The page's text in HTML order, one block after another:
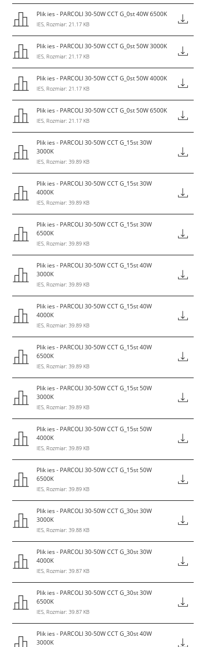
Plik ies - PARCOLI 30-50W CCT G_0st 40W 6500K
IES, Rozmiar: 21.17 KB
Plik ies - PARCOLI 30-50W CCT G_0st 50W 3000K
IES, Rozmiar: 21.17 KB
Plik ies - PARCOLI 30-50W CCT G_0st 50W 4000K
IES, Rozmiar: 21.17 KB
Plik ies - PARCOLI 30-50W CCT G_0st 50W 6500K
IES, Rozmiar: 21.17 KB
Plik ies - PARCOLI 30-50W CCT G_15st 30W
3000K
IES, Rozmiar: 39.89 KB
Plik ies - PARCOLI 30-50W CCT G_15st 30W
4000K
IES, Rozmiar: 39.89 KB
Plik ies - PARCOLI 30-50W CCT G_15st 30W
6500K
IES, Rozmiar: 39.89 KB
Plik ies - PARCOLI 30-50W CCT G_15st 40W
3000K
IES, Rozmiar: 39.89 KB
Plik ies - PARCOLI 30-50W CCT G_15st 40W
4000K
IES, Rozmiar: 39.89 KB
Plik ies - PARCOLI 30-50W CCT G_15st 40W
6500K
IES, Rozmiar: 39.89 KB
Plik ies - PARCOLI 30-50W CCT G_15st 50W
3000K
IES, Rozmiar: 39.89 KB
Plik ies - PARCOLI 30-50W CCT G_15st 50W
4000K
IES, Rozmiar: 39.89 KB
Plik ies - PARCOLI 30-50W CCT G_15st 50W
6500K
IES, Rozmiar: 39.89 KB
Plik ies - PARCOLI 30-50W CCT G_30st 30W
3000K
IES, Rozmiar: 39.88 KB
Plik ies - PARCOLI 30-50W CCT G_30st 30W
4000K
IES, Rozmiar: 39.87 KB
Plik ies - PARCOLI 30-50W CCT G_30st 30W
6500K
IES, Rozmiar: 39.87 KB
Plik ies - PARCOLI 30-50W CCT G_30st 40W
3000K